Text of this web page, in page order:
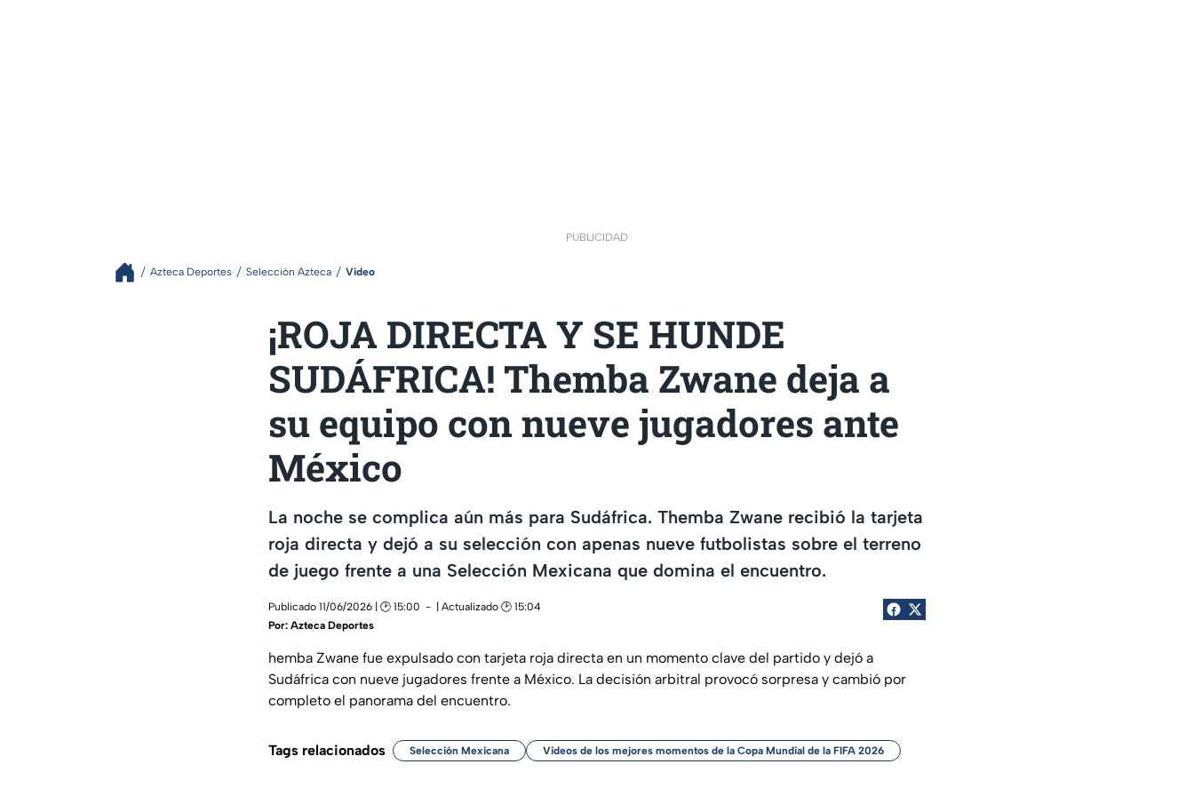
PUBLICIDAD
Azteca Deportes Selección Azteca Video
¡ROJA DIRECTA Y SE HUNDE
SUDÁFRICA! Themba Zwane deja a
su equipo con nueve jugadores ante
México
La noche se complica aún más para Sudáfrica. Themba Zwane recibió la tarjeta
roja directa y dejó a su selección con apenas nueve futbolistas sobre el terreno
de juego frente a una Selección Mexicana que domina el encuentro.
Publicado 11/06/2026 | 🕑 15:00
| Actualizado 🕑 15:04
Por: Azteca Deportes
hemba Zwane fue expulsado con tarjeta roja directa en un momento clave del partido y dejó a
Sudáfrica con nueve jugadores frente a México. La decisión arbitral provocó sorpresa y cambió por
completo el panorama del encuentro.
Tags relacionados Selección Mexicana Videos de los mejores momentos de la Copa Mundial de la FIFA 2026